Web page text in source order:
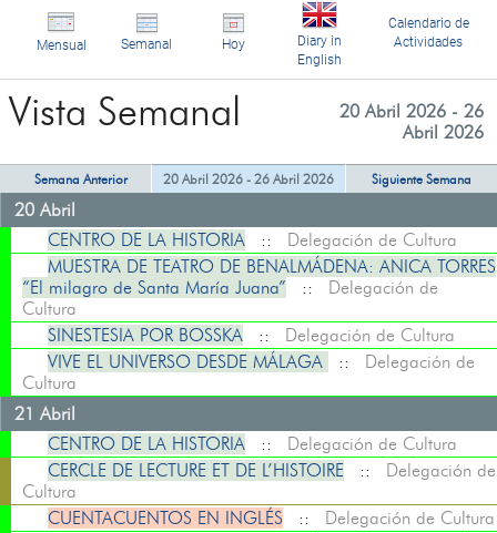
Mensual Semanal Hoy
Diary in
English
Calendario de
Actividades
Vista Semanal
20 Abril 2026 - 26
Abril 2026
Semana Anterior 20 Abril 2026 - 26 Abril 2026 Siguiente Semana
20 Abril
CENTRO DE LA HISTORIA :: Delegación de Cultura
MUESTRA DE TEATRO DE BENALMÁDENA: ANICA TORRES
“El milagro de Santa María Juana” :: Delegación de
Cultura
SINESTESIA POR BOSSKA :: Delegación de Cultura
VIVE EL UNIVERSO DESDE MÁLAGA
:: Delegación de
Cultura
21 Abril
CENTRO DE LA HISTORIA :: Delegación de Cultura
CERCLE DE LECTURE ET DE L’HISTOIRE :: Delegación de
Cultura
CUENTACUENTOS EN INGLÉS :: Delegación de Cultura